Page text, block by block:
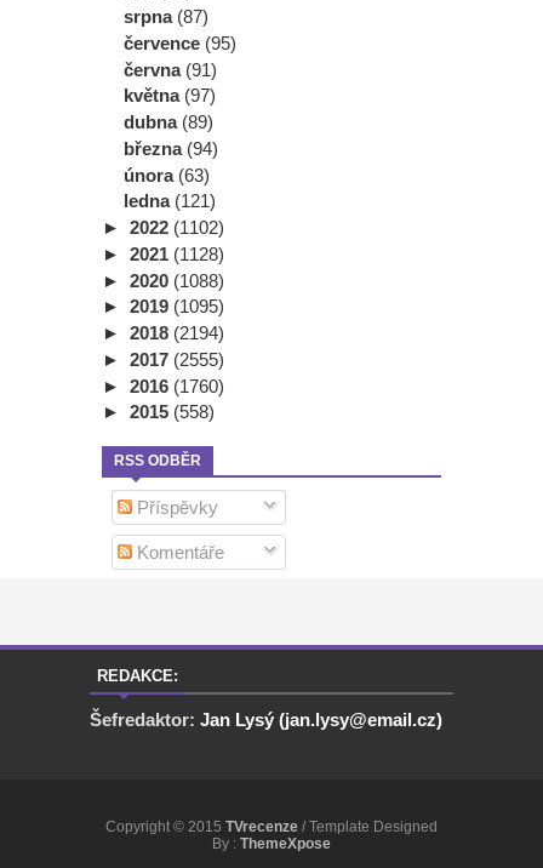
srpna (87)
července (95)
června (91)
května (97)
dubna (89)
března (94)
února (63)
ledna (121)
► 2022 (1102)
► 2021 (1128)
► 2020 (1088)
► 2019 (1095)
► 2018 (2194)
► 2017 (2555)
► 2016 (1760)
► 2015 (558)
RSS ODBĚR
Příspěvky
Komentáře
REDAKCE:
Šefredaktor: Jan Lysý (jan.lysy@email.cz)
Copyright © 2015 TVrecenze / Template Designed
By : ThemeXpose